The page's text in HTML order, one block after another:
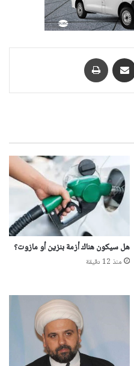
تيلقرام مشاركة عبر البريد
هل سيكون هناك أزمة بنزين أو مازوت؟
منذ 12 دقيقة